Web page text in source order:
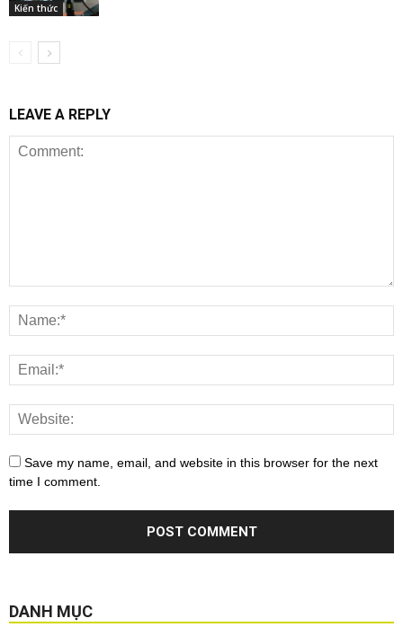
Kiến thức
LEAVE A REPLY
Save my name, email, and website in this browser for the next
time I comment.
DANH MỤC